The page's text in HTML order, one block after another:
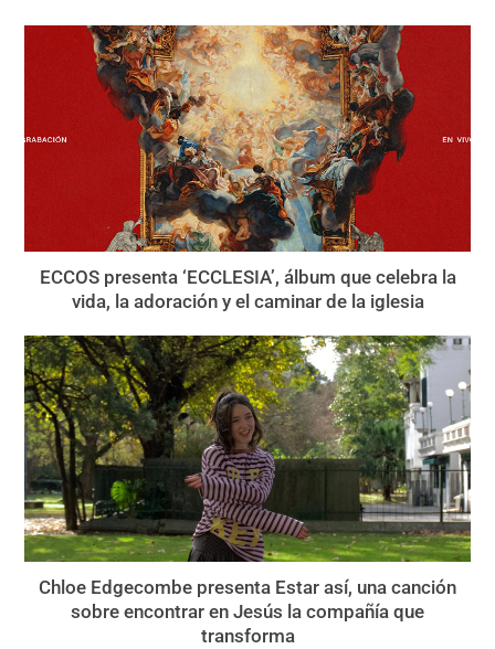
ECCOS presenta ‘ECCLESIA’, álbum que celebra la
vida, la adoración y el caminar de la iglesia
Chloe Edgecombe presenta Estar así, una canción
sobre encontrar en Jesús la compañía que
transforma